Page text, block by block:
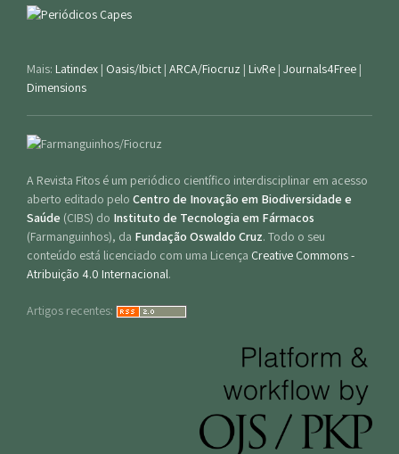
Mais: Latindex | Oasis/Ibict | ARCA/Fiocruz | LivRe | Journals4Free |
Dimensions
A Revista Fitos é um periódico científico interdisciplinar em acesso
aberto editado pelo Centro de Inovação em Biodiversidade e
Saúde (CIBS) do Instituto de Tecnologia em Fármacos
(Farmanguinhos), da Fundação Oswaldo Cruz. Todo o seu
conteúdo está licenciado com uma Licença Creative Commons -
Atribuição 4.0 Internacional.
Artigos recentes: